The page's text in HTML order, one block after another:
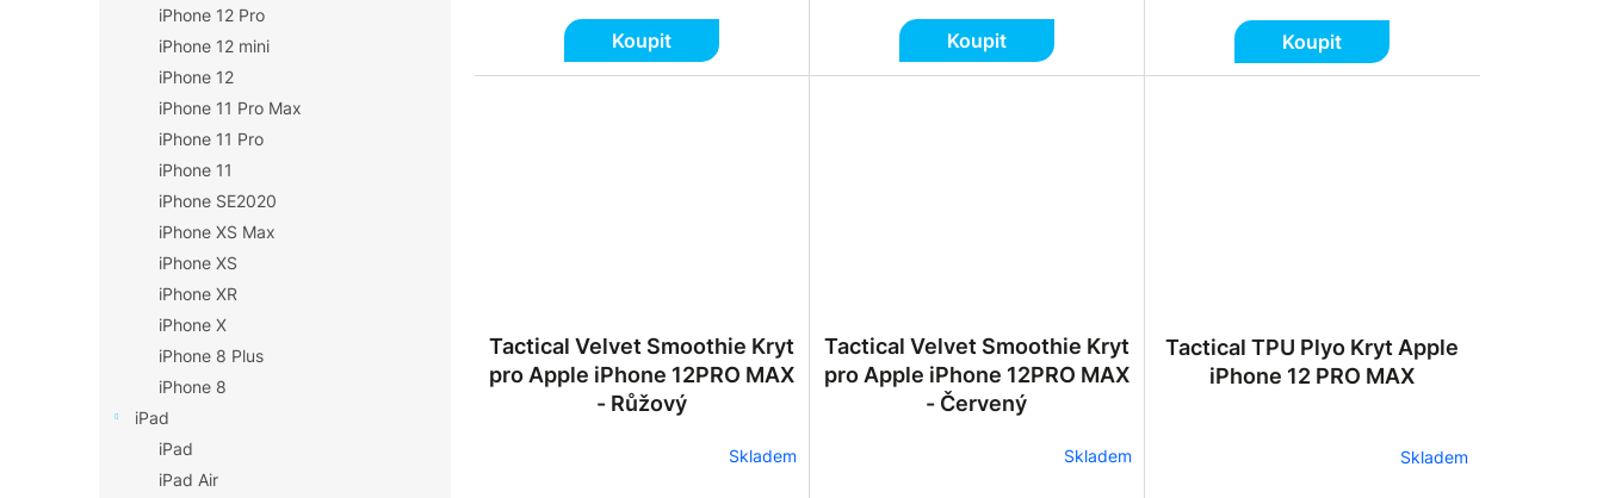
iPhone 12 Pro
iPhone 12 mini
iPhone 12
iPhone 11 Pro Max
iPhone 11 Pro
iPhone 11
iPhone SE2020
iPhone XS Max
iPhone XS
iPhone XR
iPhone X
iPhone 8 Plus
iPhone 8
iPad
iPad
iPad Air
Koupit Koupit Koupit
Tactical Velvet Smoothie Kryt
pro Apple iPhone 12PRO MAX
- Růžový
Skladem
Tactical Velvet Smoothie Kryt
pro Apple iPhone 12PRO MAX
- Červený
Skladem
Tactical TPU Plyo Kryt Apple
iPhone 12 PRO MAX
Skladem